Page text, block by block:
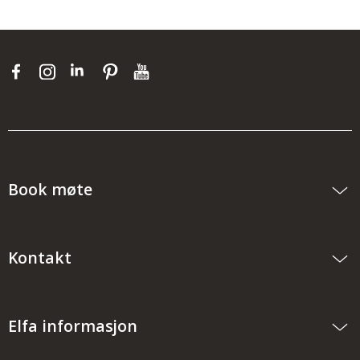
Book møte
Kontakt
Elfa informasjon